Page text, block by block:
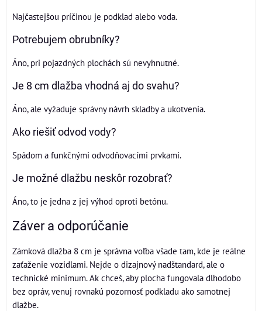
Najčastejšou príčinou je podklad alebo voda.
Potrebujem obrubníky?
Áno, pri pojazdných plochách sú nevyhnutné.
Je 8 cm dlažba vhodná aj do svahu?
Áno, ale vyžaduje správny návrh skladby a ukotvenia.
Ako riešiť odvod vody?
Spádom a funkčnými odvodňovacími prvkami.
Je možné dlažbu neskôr rozobrať?
Áno, to je jedna z jej výhod oproti betónu.
Záver a odporúčanie
Zámková dlažba 8 cm je správna voľba všade tam, kde je reálne
zaťaženie vozidlami. Nejde o dizajnový nadštandard, ale o
technické minimum. Ak chceš, aby plocha fungovala dlhodobo
bez opráv, venuj rovnakú pozornosť podkladu ako samotnej
dlažbe.